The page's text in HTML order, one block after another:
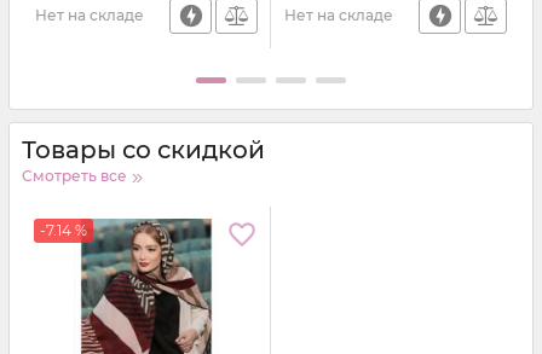
Нет на складе Нет на складе
Товары со скидкой
Смотреть все
-7.14 %